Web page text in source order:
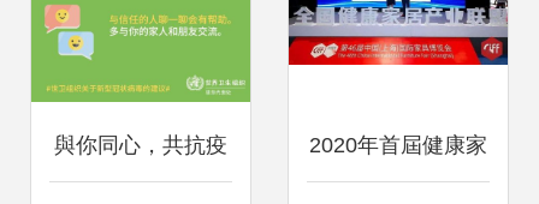
與你同心，共抗疫 2020年首屆健康家